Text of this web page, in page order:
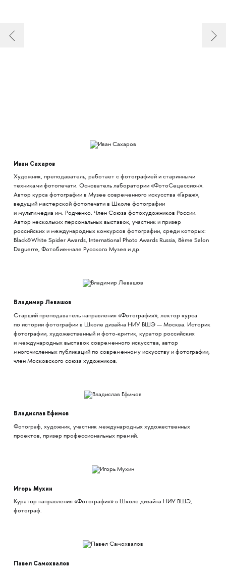
Иван Сахаров
Художник, преподаватель; работает с фотографией и старинными
техниками фотопечати. Основатель лаборатории «ФотоСецессион».
Автор курса фотографии в Музее современного искусства «Гараж»,
ведущий мастерской фотопечати в Школе фотографии
и мультимедиа им. Родченко. Член Союза фотохудожников России.
Автор нескольких персональных выставок, участник и призер
российских и международных конкурсов фотографии, среди которых:
Black&White Spider Awards, International Photo Awards Russia, 8ème Salon
Daguerre, Фотобиеннале Русского Музея и др.
Владимир Левашов
Старший преподаватель направления «Фотография», лектор курса
по истории фотографии в Школе дизайна НИУ ВШЭ — Москва. Историк
фотографии, художественный и фото-критик, куратор российских
и международных выставок современного искусства, автор
многочисленных публикаций по современному искусству и фотографии,
член Московского союза художников.
Владислав Ефимов
Фотограф, художник, участник международных художественных
проектов, призер профессиональных премий.
Игорь Мухин
Куратор направления «Фотография» в Школе дизайна НИУ ВШЭ,
фотограф.
Павел Самохвалов